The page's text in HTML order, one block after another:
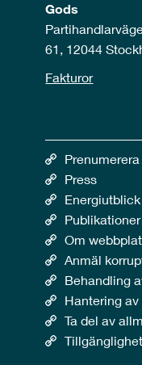
Gods
61, 12044
Fakturor
Prenumerera
Press
Publikationer
Om
Anmäl
Behandling
Hantering
Ta del av